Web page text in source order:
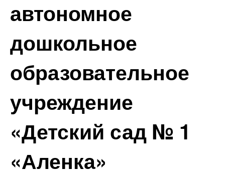
автономное
дошкольное
образовательное
учреждение
«Детский сад № 1
«Аленка»